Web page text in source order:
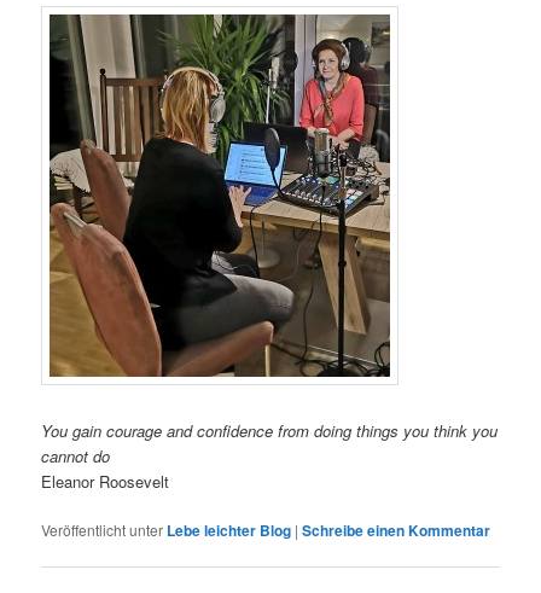
You gain courage and confidence from doing things you think you
cannot do
Eleanor Roosevelt
Veröffentlicht unter Lebe leichter Blog |Schreibe einen Kommentar